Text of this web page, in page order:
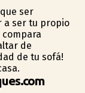
ser
a ser tu propio
de
de tu sofá!